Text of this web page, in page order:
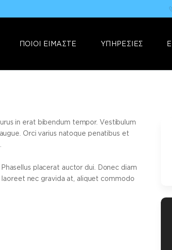
ΠΟΙΟΙ ΕΙΜΑΣΤΕ ΥΠΗΡΕΣΙΕΣ
& Πωλήσεις Ηλεκτρονικών Συσκευών &Αξεσουάρ
in erat bibendum tempor. Vestibulum
Orci varius natoque penatibus et
placerat auctor dui. Donec diam
laoreet nec gravida at, aliquet commodo